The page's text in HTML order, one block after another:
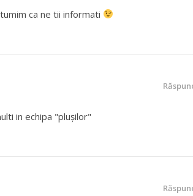
ca ne tii informati
in echipa "pluşilor"